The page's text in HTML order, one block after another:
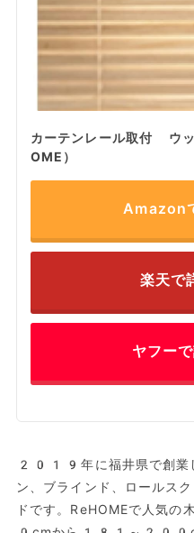
カーテンレール取付 ウ
OME）
Amazon
楽天で
ヤフー
2019年に福井県で創業し
ン、ブラインド、ロールス
ドです。ReHOMEで人気